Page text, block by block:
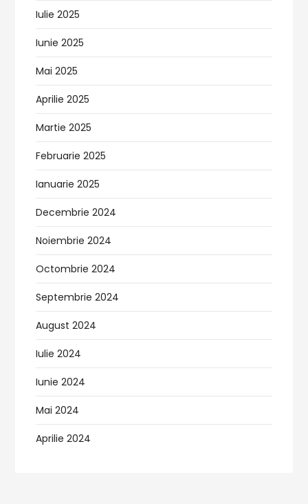
Iulie 2025
Iunie 2025
Mai 2025
Aprilie 2025
Martie 2025
Februarie 2025
Ianuarie 2025
Decembrie 2024
Noiembrie 2024
Octombrie 2024
Septembrie 2024
August 2024
Iulie 2024
Iunie 2024
Mai 2024
Aprilie 2024